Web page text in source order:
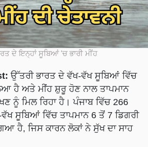
ਦੇ ਇਨ੍ਹਾਂ ਸੂਬਿਆਂ 'ਚ ਭਾਰੀ ਮੀਂਹ
ਉੱਤਰੀ ਭਾਰਤ ਦੇ ਵੱਖ-ਵੱਖ ਸੂਬਿਆਂ ਵਿੱਚ
ਹੈ ਅਤੇ ਮੀਂਹ ਸ਼ੁਰੂ ਹੋਣ ਨਾਲ ਤਾਪਮਾਨ
ਨੂੰ ਮਿਲ ਰਿਹਾ ਹੈ। ਪੰਜਾਬ ਵਿੱਚ 266
ਵੱਖ ਸੂਬਿਆਂ ਵਿੱਚ ਤਾਪਮਾਨ 6 ਤੋਂ 7 ਡਿਗਰੀ
ਹੈ, ਜਿਸ ਕਾਰਨ ਲੋਕਾਂ ਨੇ ਸੁੱਖ ਦਾ ਸਾਹ